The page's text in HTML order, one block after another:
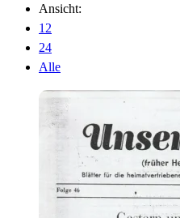
Ansicht:
12
24
Alle